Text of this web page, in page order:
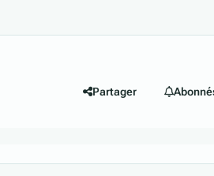
Partager